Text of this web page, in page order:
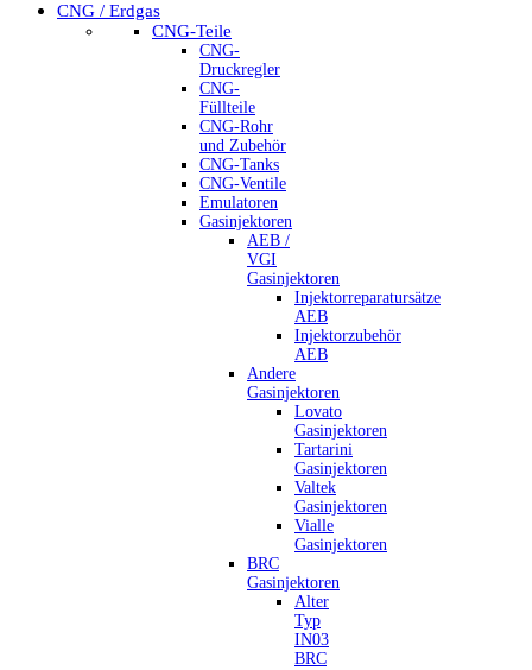
CNG / Erdgas
CNG-Teile
CNG-
Druckregler
CNG-
Füllteile
CNG-Rohr
und Zubehör
CNG-Tanks
CNG-Ventile
Emulatoren
Gasinjektoren
AEB /
VGI
Gasinjektoren
Injektorreparatursätze
AEB
Injektorzubehör
AEB
Andere
Gasinjektoren
Lovato
Gasinjektoren
Tartarini
Gasinjektoren
Valtek
Gasinjektoren
Vialle
Gasinjektoren
BRC
Gasinjektoren
Alter
Typ
IN03
BRC